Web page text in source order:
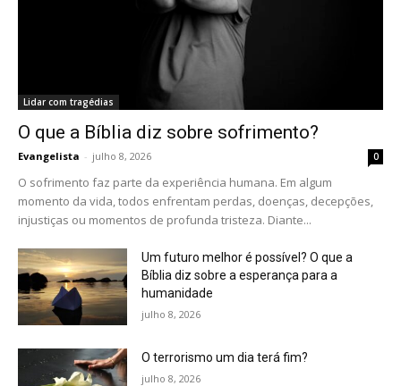
Lidar com tragédias
O que a Bíblia diz sobre sofrimento?
Evangelista - julho 8, 2026 0
O sofrimento faz parte da experiência humana. Em algum
momento da vida, todos enfrentam perdas, doenças, decepções,
injustiças ou momentos de profunda tristeza. Diante...
Um futuro melhor é possível? O que a
Bíblia diz sobre a esperança para a
humanidade
julho 8, 2026
O terrorismo um dia terá fim?
julho 8, 2026